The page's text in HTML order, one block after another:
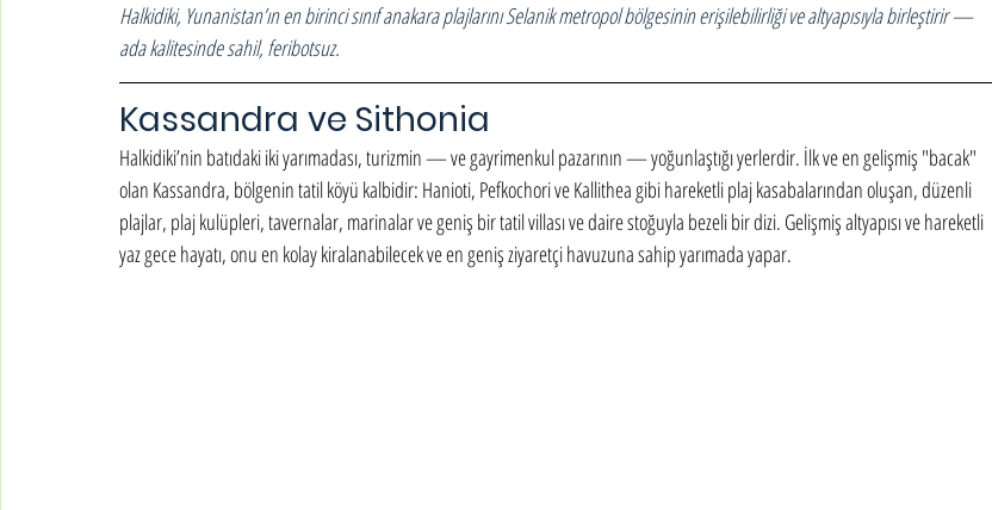
Halkidiki, Yunanistan’ın en birinci sınıf anakara plajlarını Selanik metropol bölgesinin erişilebilirliği ve altyapısıyla birleştirir —
ada kalitesinde sahil, feribotsuz.
Kassandra ve Sithonia
Halkidiki’nin batıdaki iki yarımadası, turizmin — ve gayrimenkul pazarının — yoğunlaştığı yerlerdir. İlk ve en gelişmiş "bacak"
olan Kassandra, bölgenin tatil köyü kalbidir: Hanioti, Pefkochori ve Kallithea gibi hareketli plaj kasabalarından oluşan, düzenli
plajlar, plaj kulüpleri, tavernalar, marinalar ve geniş bir tatil villası ve daire stoğuyla bezeli bir dizi. Gelişmiş altyapısı ve hareketli
yaz gece hayatı, onu en kolay kiralanabilecek ve en geniş ziyaretçi havuzuna sahip yarımada yapar.